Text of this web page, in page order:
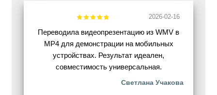
2026-02-16
Переводила видеопрезентацию из WMV в
MP4 для демонстрации на мобильных
устройствах. Результат идеален,
совместимость универсальная.
Светлана Учакова